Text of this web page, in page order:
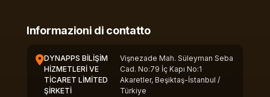
Informazioni di contatto
DYNAPPS BİLİŞİM
HİZMETLERİ VE
TİCARET LİMİTED
ŞİRKETİ
Vişnezade Mah. Süleyman Seba
Cad. No:79 İç Kapı No:1
Akaretler, Beşiktaş-İstanbul /
Türkiye